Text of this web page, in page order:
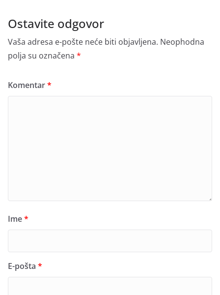
Ostavite odgovor
Vaša adresa e-pošte neće biti objavljena. Neophodna
polja su označena *
Komentar*
Ime*
E-pošta *